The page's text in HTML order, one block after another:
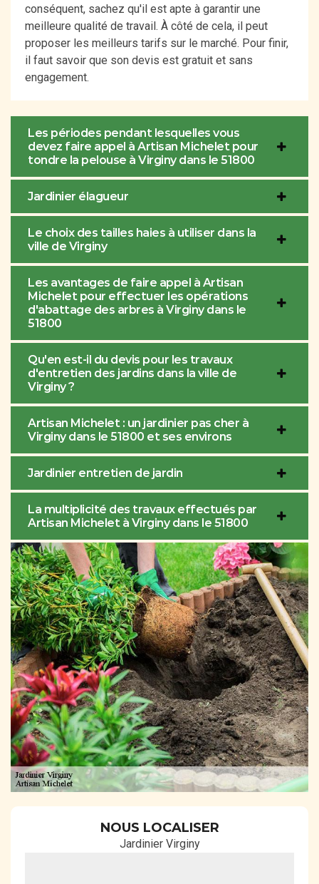
conséquent, sachez qu'il est apte à garantir une
meilleure qualité de travail. À côté de cela, il peut
proposer les meilleurs tarifs sur le marché. Pour finir,
il faut savoir que son devis est gratuit et sans
engagement.
Les périodes pendant lesquelles vous
devez faire appel à Artisan Michelet pour
tondre la pelouse à Virginy dans le 51800
Jardinier élagueur
Le choix des tailles haies à utiliser dans la
ville de Virginy
Les avantages de faire appel à Artisan
Michelet pour effectuer les opérations
d'abattage des arbres à Virginy dans le
51800
Qu'en est-il du devis pour les travaux
d'entretien des jardins dans la ville de
Virginy ?
Artisan Michelet : un jardinier pas cher à
Virginy dans le 51800 et ses environs
Jardinier entretien de jardin
La multiplicité des travaux effectués par
Artisan Michelet à Virginy dans le 51800
NOUS LOCALISER
Jardinier Virginy